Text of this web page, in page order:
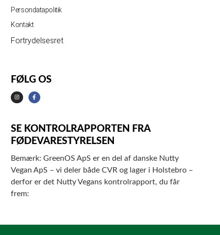
Persondatapolitik
Kontakt
Fortrydelsesret
FØLG OS
SE KONTROLRAPPORTEN FRA
FØDEVARESTYRELSEN
Bemærk: GreenOS ApS er en del af danske Nutty
Vegan ApS – vi deler både CVR og lager i Holstebro –
derfor er det Nutty Vegans kontrolrapport, du får
frem: